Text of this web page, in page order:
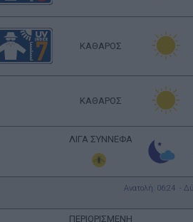
ΚΑΘΑΡΟΣ
ΚΑΘΑΡΟΣ
ΛΙΓΑ ΣΥΝΝΕΦΑ
Ανατολή: 06:24 -
ΠΕΡΙΟΡΙΣΜΕΝΗ